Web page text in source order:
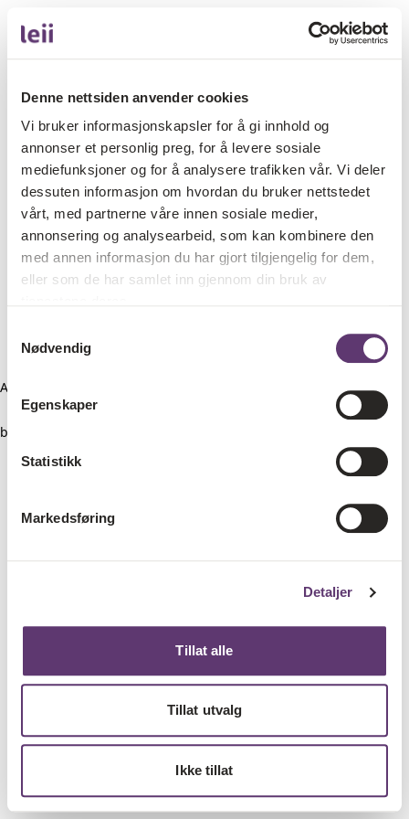
Denne nettsiden anvender cookies
Vi bruker informasjonskapsler for å gi innhold og
annonser et personlig preg, for å levere sosiale
mediefunksjoner og for å analysere trafikken vår. Vi deler
dessuten informasjon om hvordan du bruker nettstedet
vårt, med partnerne våre innen sosiale medier,
annonsering og analysearbeid, som kan kombinere den
med annen informasjon du har gjort tilgjengelig for dem,
eller som de har samlet inn gjennom din bruk av
Nødvendig
Egenskaper
Statistikk
Markedsføring
Detaljer
Tillat alle
Tillat utvalg
Ikke tillat
Application error: a client-side exception has occurred (see the
browser console for more information)